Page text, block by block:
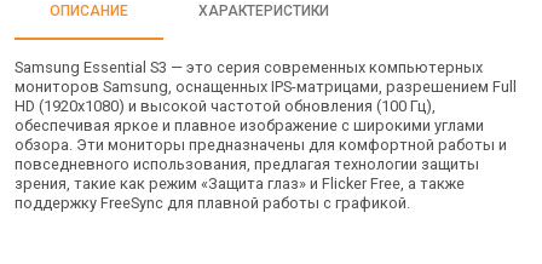
ОПИСАНИЕ ХАРАКТЕРИСТИКИ
Samsung Essential S3 — это серия современных компьютерных
мониторов Samsung, оснащенных IPS-матрицами, разрешением Full
HD (1920x1080) и высокой частотой обновления (100 Гц),
обеспечивая яркое и плавное изображение с широкими углами
обзора. Эти мониторы предназначены для комфортной работы и
повседневного использования, предлагая технологии защиты
зрения, такие как режим «Защита глаз» и Flicker Free, а также
поддержку FreeSync для плавной работы с графикой.